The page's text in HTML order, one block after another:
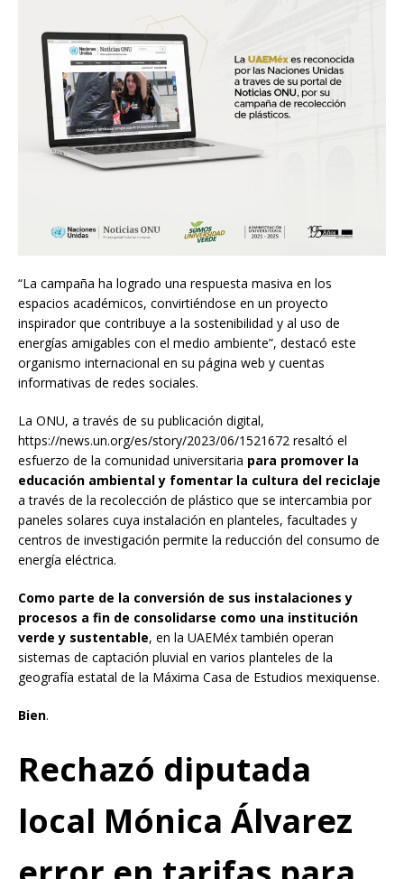
“La campaña ha logrado una respuesta masiva en los
espacios académicos, convirtiéndose en un proyecto
inspirador que contribuye a la sostenibilidad y al uso de
energías amigables con el medio ambiente”, destacó este
organismo internacional en su página web y cuentas
informativas de redes sociales.
La ONU, a través de su publicación digital,
https://news.un.org/es/story/2023/06/1521672 resaltó el
esfuerzo de la comunidad universitaria para promover la
educación ambiental y fomentar la cultura del reciclaje
a través de la recolección de plástico que se intercambia por
paneles solares cuya instalación en planteles, facultades y
centros de investigación permite la reducción del consumo de
energía eléctrica.
Como parte de la conversión de sus instalaciones y
procesos a fin de consolidarse como una institución
verde y sustentable, en la UAEMéx también operan
sistemas de captación pluvial en varios planteles de la
geografía estatal de la Máxima Casa de Estudios mexiquense.
Bien.
Rechazó diputada
local Mónica Álvarez